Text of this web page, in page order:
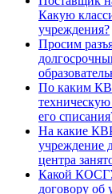
Какую
учреждения?
Просим
По каким
его
На какие
учреждение
центра
Какой
договору об